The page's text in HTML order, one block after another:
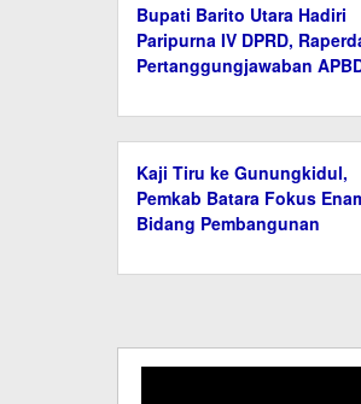
Bupati Barito Utara Hadiri
Paripurna IV DPRD,
Pertanggungjawaban
Kaji Tiru ke Gunungkidul,
Pemkab Batara Fokus
Bidang Pembangunan